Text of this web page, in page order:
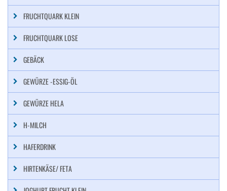
FRUCHTQUARK KLEIN
FRUCHTQUARK LOSE
GEBÄCK
GEWÜRZE -ESSIG-ÖL
GEWÜRZE HELA
H-MILCH
HAFERDRINK
HIRTENKÄSE/ FETA